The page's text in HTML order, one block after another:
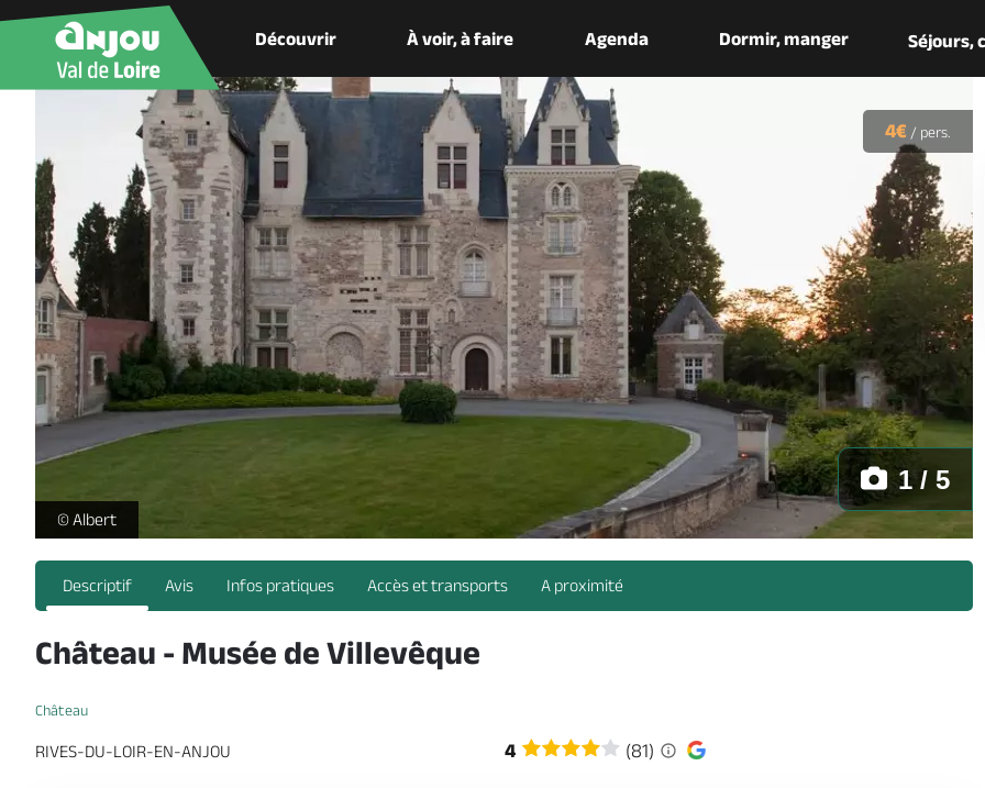
Découvrir À voir, à faire Agenda Dormir, manger Séjours,
https://reservation.destination-angers.com/medias/images/prestataires/2966900-
© Albert
1 / 5
4€ / pers.
Descriptif Avis Infos pratiques Accès et transports A proximité
Château - Musée de Villevêque
Château
RIVES-DU-LOIR-EN-ANJOU 4 (81)